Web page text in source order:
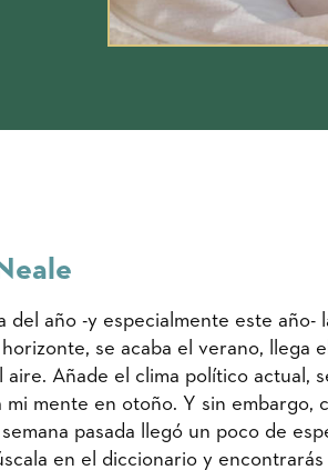
del año -y especialmente este
horizonte, se acaba el verano,
aire. Añade el clima político actual,
mi mente en otoño. Y sin
pasada llegó un poco de
en el diccionario y